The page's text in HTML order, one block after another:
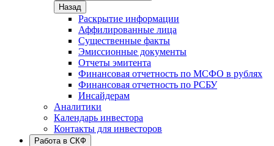
Назад
Раскрытие информации
Аффилированные лица
Существенные факты
Эмиссионные документы
Отчеты эмитента
Финансовая отчетность по МСФО в рублях
Финансовая отчетность по РСБУ
Инсайдерам
Аналитики
Календарь инвестора
Контакты для инвесторов
Работа в СКФ